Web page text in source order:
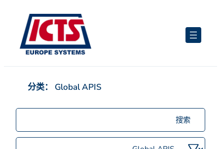
分类： Global APIS
搜
职
按